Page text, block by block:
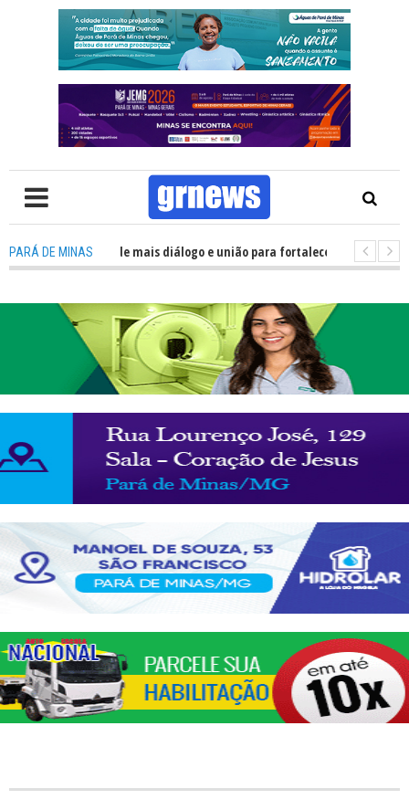
PARÁ DE MINAS
precisa de mais diálogo e união para fortalecer Minas e Pará de Minas;